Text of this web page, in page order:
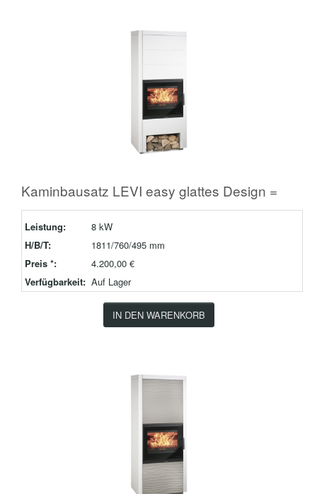
Kaminbausatz LEVI easy glattes Design =
Leistung:
8 kW
H/B/T:
1811/760/495 mm
Preis *:
4.200,00 €
Verfügbarkeit: Auf Lager
IN DEN WARENKORB